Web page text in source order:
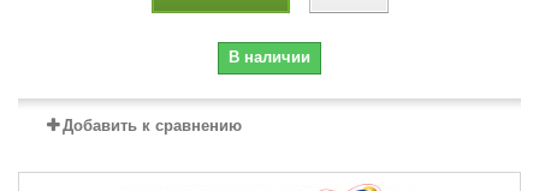
В наличии
Добавить к сравнению